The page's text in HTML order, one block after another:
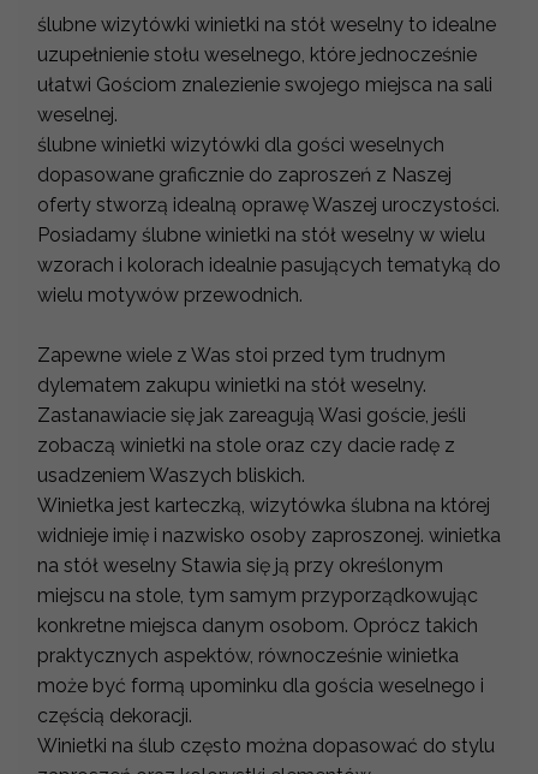
ślubne wizytówki winietki na stół weselny to idealne
uzupełnienie stołu weselnego, które jednocześnie
ułatwi Gościom znalezienie swojego miejsca na sali
weselnej.
ślubne winietki wizytówki dla gości weselnych
dopasowane graficznie do zaproszeń z Naszej
oferty stworzą idealną oprawę Waszej uroczystości.
Posiadamy ślubne winietki na stół weselny w wielu
wzorach i kolorach idealnie pasujących tematyką do
wielu motywów przewodnich.
Zapewne wiele z Was stoi przed tym trudnym
dylematem zakupu winietki na stół weselny.
Zastanawiacie się jak zareagują Wasi goście, jeśli
zobaczą winietki na stole oraz czy dacie radę z
usadzeniem Waszych bliskich.
Winietka jest karteczką, wizytówka ślubna na której
widnieje imię i nazwisko osoby zaproszonej. winietka
na stół weselny Stawia się ją przy określonym
miejscu na stole, tym samym przyporządkowując
konkretne miejsca danym osobom. Oprócz takich
praktycznych aspektów, równocześnie winietka
może być formą upominku dla gościa weselnego i
częścią dekoracji.
Winietki na ślub często można dopasować do stylu